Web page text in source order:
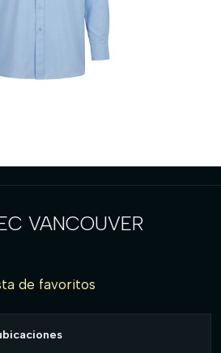
VANCOUVER
de favoritos